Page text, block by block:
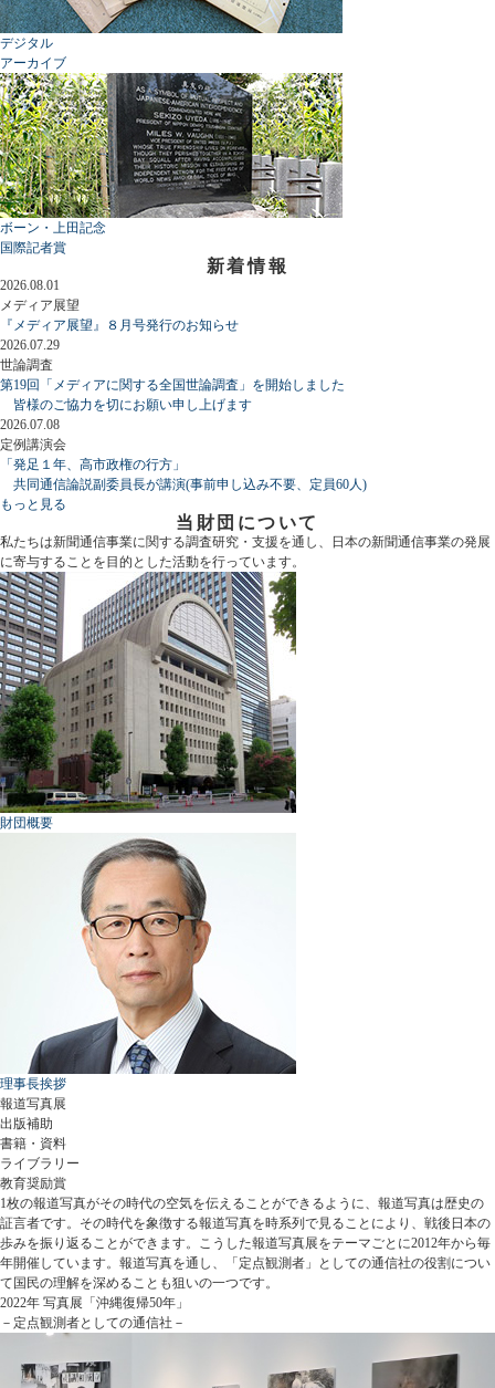
デジタル
アーカイブ
ボーン・上田記念
国際記者賞
新着情報
2026.08.01
メディア展望
『メディア展望』８月号発行のお知らせ
2026.07.29
世論調査
第19回「メディアに関する全国世論調査」を開始しました
皆様のご協力を切にお願い申し上げます
2026.07.08
定例講演会
「発足１年、高市政権の行方」
共同通信論説副委員長が講演(事前申し込み不要、定員60人)
もっと見る
当財団について
私たちは新聞通信事業に関する調査研究・支援を通し、日本の新聞通信事業の発展
に寄与することを目的とした活動を行っています。
財団概要
理事長挨拶
報道写真展
出版補助
書籍・資料
ライブラリー
教育奨励賞
1枚の報道写真がその時代の空気を伝えることができるように、報道写真は歴史の
証言者です。その時代を象徴する報道写真を時系列で見ることにより、戦後日本の
歩みを振り返ることができます。こうした報道写真展をテーマごとに2012年から毎
年開催しています。報道写真を通し、「定点観測者」としての通信社の役割につい
て国民の理解を深めることも狙いの一つです。
2022年 写真展「沖縄復帰50年」
－定点観測者としての通信社－